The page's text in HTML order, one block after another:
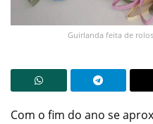
Guirlanda feita de
Com o fim do ano se